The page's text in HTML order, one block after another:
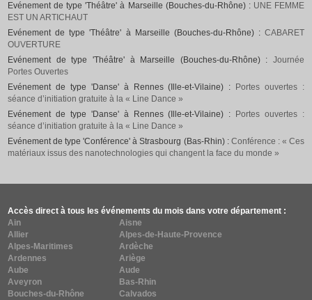
Evénement de type 'Théâtre' à Marseille (Bouches-du-Rhône) : UNE FEMME
EST UN ARTICHAUT
Evénement de type 'Théâtre' à Marseille (Bouches-du-Rhône) : CABARET
OUVERTURE
Evénement de type 'Théâtre' à Marseille (Bouches-du-Rhône) : Journée
Portes Ouvertes
Evénement de type 'Danse' à Rennes (Ille-et-Vilaine) :
Portes ouvertes :
séance d’initiation gratuite à la « Line Dance »
Evénement de type 'Danse' à Rennes (Ille-et-Vilaine) :
Portes ouvertes :
séance d’initiation gratuite à la « Line Dance »
Evénement de type 'Conférence' à Strasbourg (Bas-Rhin) : Conférence : « Ces
matériaux issus des nanotechnologies qui changent la face du monde »
Accès direct à tous les événements du mois dans votre département :
Ain
Aisne
Allier
Alpes-de-Haute-Provence
Alpes-Maritimes
Ardèche
Ardennes
Ariège
Aube
Aude
Aveyron
Bas-Rhin
Bouches-du-Rhône
Calvados